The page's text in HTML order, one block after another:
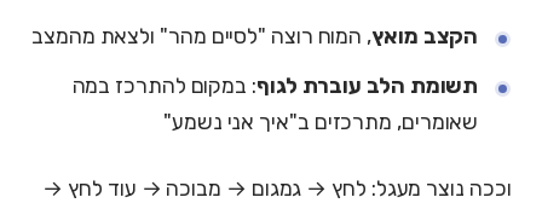
הקצב מואץ, המוח רוצה "לסיים מהר" ולצאת מהמצב
תשומת הלב עוברת לגוף: במקום להתרכז במה
שאומרים, מתרכזים ב"איך אני נשמע"
וככה נוצר מעגל: לחץ → גמגום → מבוכה → עוד לחץ →